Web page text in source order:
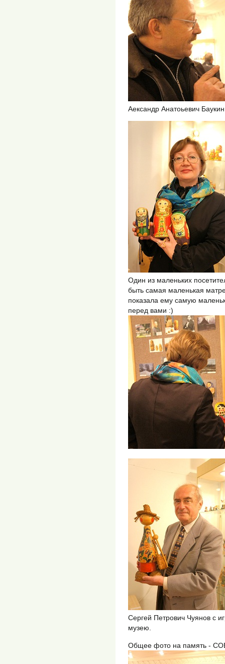
Аександр Анатоьевич
Один из маленьких
быть самая маленькая
показала ему самую
перед вами :)
Сергей Петрович Чуянов с
музею.
Общее фото на память -